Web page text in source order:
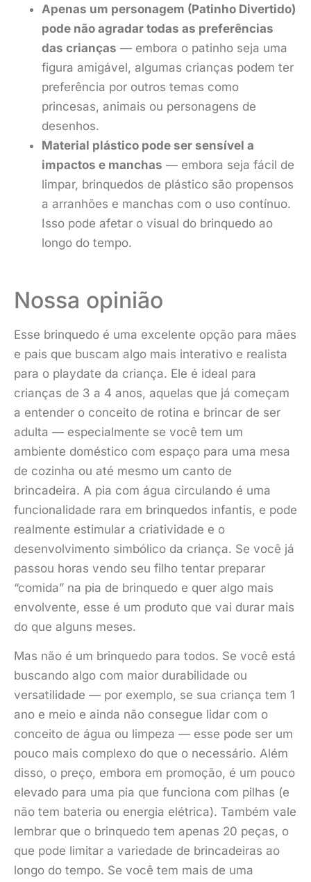
Apenas um personagem (Patinho Divertido)
pode não agradar todas as preferências
das crianças — embora o patinho seja uma
figura amigável, algumas crianças podem ter
preferência por outros temas como
princesas, animais ou personagens de
desenhos.
Material plástico pode ser sensível a
impactos e manchas — embora seja fácil de
limpar, brinquedos de plástico são propensos
a arranhões e manchas com o uso contínuo.
Isso pode afetar o visual do brinquedo ao
longo do tempo.
Nossa opinião
Esse brinquedo é uma excelente opção para mães
e pais que buscam algo mais interativo e realista
para o playdate da criança. Ele é ideal para
crianças de 3 a 4 anos, aquelas que já começam
a entender o conceito de rotina e brincar de ser
adulta — especialmente se você tem um
ambiente doméstico com espaço para uma mesa
de cozinha ou até mesmo um canto de
brincadeira. A pia com água circulando é uma
funcionalidade rara em brinquedos infantis, e pode
realmente estimular a criatividade e o
desenvolvimento simbólico da criança. Se você já
passou horas vendo seu filho tentar preparar
“comida” na pia de brinquedo e quer algo mais
envolvente, esse é um produto que vai durar mais
do que alguns meses.
Mas não é um brinquedo para todos. Se você está
buscando algo com maior durabilidade ou
versatilidade — por exemplo, se sua criança tem 1
ano e meio e ainda não consegue lidar com o
conceito de água ou limpeza — esse pode ser um
pouco mais complexo do que o necessário. Além
disso, o preço, embora em promoção, é um pouco
elevado para uma pia que funciona com pilhas (e
não tem bateria ou energia elétrica). Também vale
lembrar que o brinquedo tem apenas 20 peças, o
que pode limitar a variedade de brincadeiras ao
longo do tempo. Se você tem mais de uma